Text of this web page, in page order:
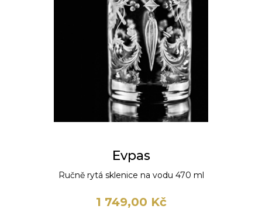
Evpas
Ručně rytá sklenice na vodu 470 ml
1 749,00 Kč